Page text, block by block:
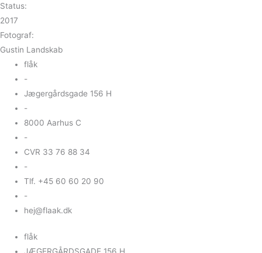
Status:
2017
Fotograf:
Gustin Landskab
flåk
-
Jægergårdsgade 156 H
-
8000 Aarhus C
-
CVR 33 76 88 34
-
Tlf. +45 60 60 20 90
-
hej@flaak.dk
flåk